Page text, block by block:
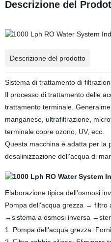
Descrizione del
Descrizione del prodotto
Sistema di trattamento di
Il processo di trattamento delle
trattamento terminale.
manganese, ultrafiltrazione,
terminale copre ozono, UV, ecc.
Questa macchina è adatta per la
desalinizzazione dell'acqua di
Elaborazione tipica dell'osmosi
Pompa dell'acqua grezza →
→sistema a osmosi inversa
1. Pompa dell'acqua grezza: